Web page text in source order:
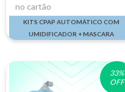
no cartão
KITS CPAP AUTOMÁTICO COM
UMIDIFICADOR + MASCARA
33%
OFF